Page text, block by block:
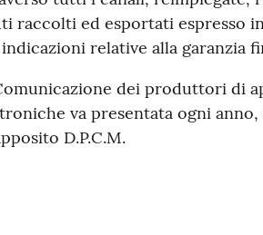
raccolti ed esportati espresso
relative alla garanzia
dei produttori di
va presentata ogni
D.P.C.M.